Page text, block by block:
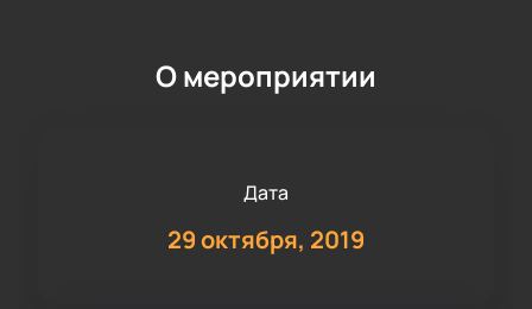
О мероприятии
Дата
29 октября, 2019